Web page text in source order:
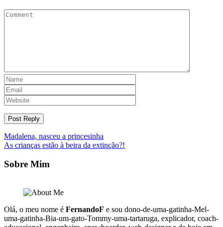
Navegação
de
Post
Madalena, nasceu a princesinha
As crianças estão à beira da extinção?!
Sobre Mim
Olá, o meu nome é FernandoF e sou dono-de-uma-gatinha-Mel-
uma-gatinha-Bia-um-gato-Tommy-uma-tartaruga, explicador, coach-